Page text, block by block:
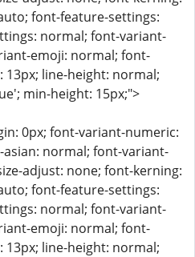
font-feature-settings:
normal; font-variant-
emoji: normal; font-
line-height: normal;
min-height: 15px;">
0px; font-variant-numeric:
normal; font-variant-
adjust: none; font-kerning:
font-feature-settings:
normal; font-variant-
emoji: normal; font-
line-height: normal;